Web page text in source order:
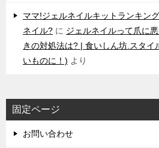
ママ!ジェルネイルキットランキン
ネイル? に ジェルネイルって爪に
きの対処法は? | 食いしん坊.スタイ
いものに！) より
固定ページ
お問い合わせ